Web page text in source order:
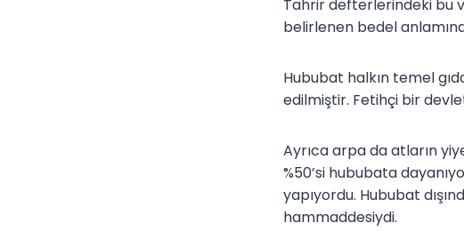
Tahrir defterlerindeki bu
belirlenen bedel
Hububat halkın temel
edilmiştir. Fetihçi bir
Ayrıca arpa da atların
%50’si hububata
yapıyordu. Hububat
hammaddesiydi.